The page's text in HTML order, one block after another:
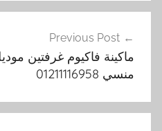
المقالات
Previous Post
منسي 01211116958